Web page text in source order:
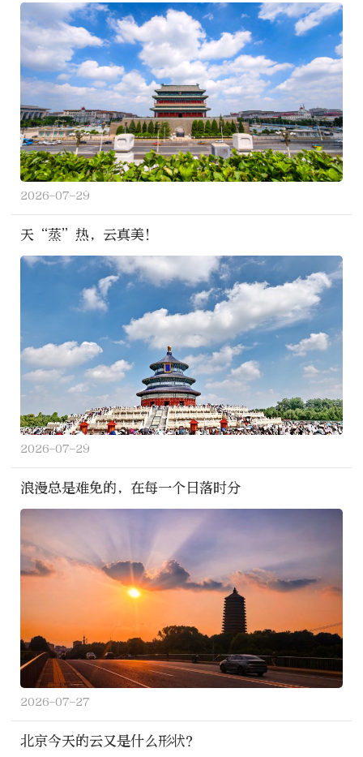
2026-07-29
天“蒸”热，云真美！
2026-07-29
浪漫总是难免的，在每一个日落时分
2026-07-27
北京今天的云又是什么形状？